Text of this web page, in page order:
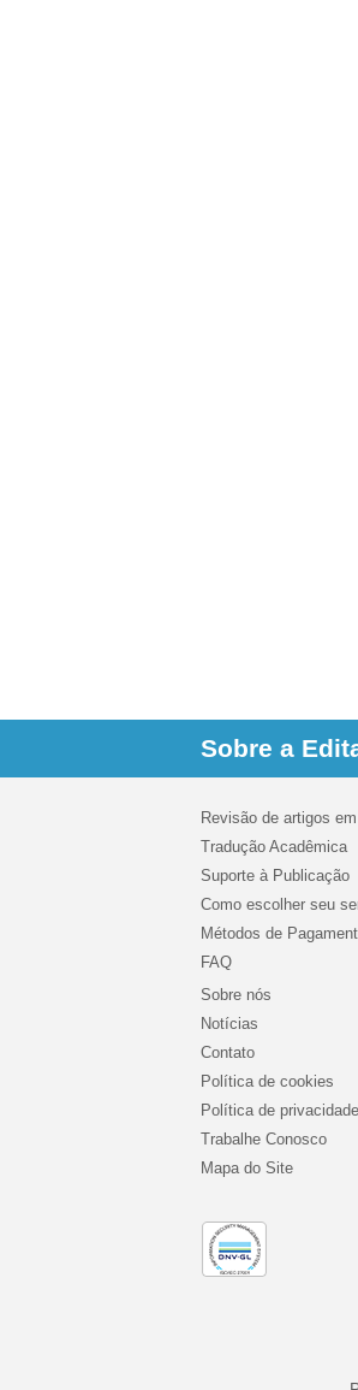
Sobre a
Revisão de artigos
Tradução Acadêmica
Suporte à Publicação
Como escolher seu
Métodos de
FAQ
Sobre nós
Notícias
Contato
Política de cookies
Política de privacidade
Trabalhe Conosco
Mapa do Site